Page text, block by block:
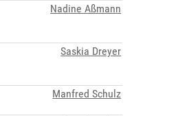
Nadine Aßmann
Saskia Dreyer
Manfred Schulz